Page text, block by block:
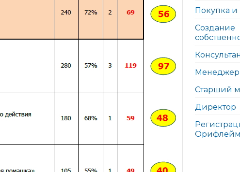
Покупка
Создание
Менеджер
Старший
Директор